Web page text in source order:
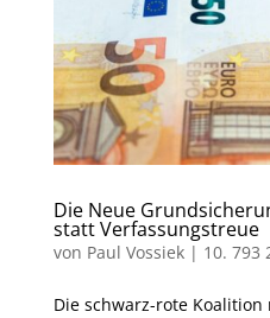
Die Neue
statt Verfassungstreue
von Paul Vossiek| 10. 793
Die schwarz-rote